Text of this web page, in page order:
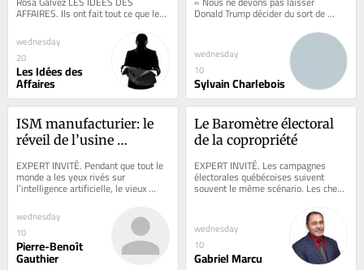
AFFAIRES. Ils ont fait tout ce que les
installation de...
wednesday
20
Les Idées des
Affaires
Donald Trump décider du sort de
notre secteur laitier. Le Canada doit
wednesday
10
Sylvain Charlebois
ISM manufacturier: le
réveil de l’usine
EXPERT INVITÉ. Pendant que tout le
monde a les yeux rivés sur
l’intelligence artificielle, le vieux
moteur industriel américain vient de
se...
wednesday
10
Pierre-Benoît
Gauthier
Le Baromètre électoral
de la copropriété
EXPERT INVITÉ. Les campagnes
électorales québécoises suivent
souvent le même scénario. Les chefs
wednesday
10
Gabriel Marcu